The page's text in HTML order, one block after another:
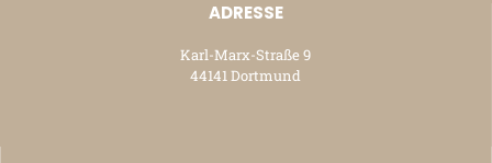
ADRESSE
Karl-Marx-Straße 9
44141 Dortmund